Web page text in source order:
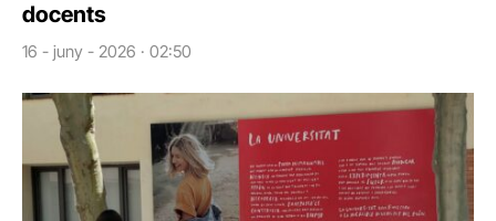
docents
16 - juny - 2026 · 02:50